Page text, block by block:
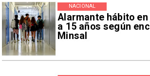
Alarmante hábito
a 15 años según
Minsal
NACIONAL